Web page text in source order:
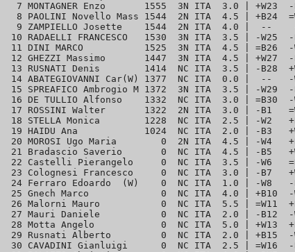
7 MONTAGNER Enzo       1555  3N ITA  3.0 | +W23
8 PAOLINI Novello Mass 1544  2N ITA  4.5 | +B24
9 ZAMPIELLO Josette    1544  2N ITA  4.0 |  --
10 RADAELLI FRANCESCO   1530  3N ITA  3.5 | -W25
11 DINI MARCO           1525  3N ITA  4.5 | =B26  -
12 GHEZZI Massimo       1447  3N ITA  4.5 | +W27
13 RUSNATI Denis        1414  NC ITA  3.5 | -B28
14 ABATEGIOVANNI Car(W) 1377  NC ITA
15 SPREAFICO Ambrogio M 1372  3N ITA  3.5 | -W29
16 DE TULLIO Alfonso    1332  NC ITA  3.0 | =B30  -
17 ROSSINI Walter       1322  2N ITA  3.0 | -B1
18 STELLA Monica        1228  NC ITA  2.5 | -W2
19 HAIDU Ana            1024  NC ITA  2.0 | -B3
20 MOROSI Ugo Maria        0  2N ITA  4.5 | -W4
21 Bradascio Saverio       0  NC ITA  4.5 | -B5
22 Castelli Pierangelo     0  NC ITA  3.5 | -W6
23 Colognesi Francesco     0  NC ITA  3.0 | -B7
24 Ferraro Edoardo  (W)    0  NC ITA  1.0 | -W8
25 Gnech Marco             0  NC ITA  4.0 | +B10  -
26 Malorni Mauro           0  NC ITA  5.5 | =W11
27 Mauri Daniele           0  NC ITA  2.0 | -B12  -
28 Motta Angelo            0  NC ITA  5.0 | +W13
29 Rusnati Alberto         0  NC ITA  2.0 | +B15  -
30 CAVADINI Gianluigi      0  NC ITA  2.5 | =W16  -